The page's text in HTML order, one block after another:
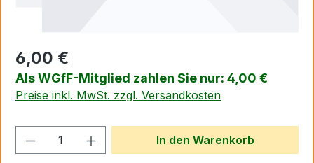
6,00 €
Als WGfF-Mitglied zahlen Sie nur: 4,00 €
Preise inkl. MwSt. zzgl. Versandkosten
Produkt Anzahl: Gib denIn den Warenkorb